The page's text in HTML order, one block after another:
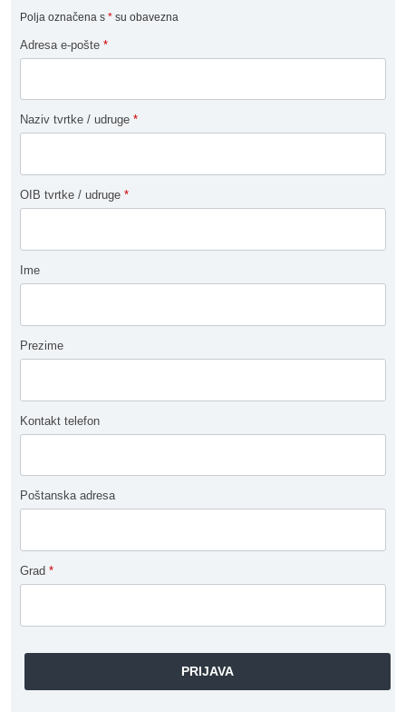
Polja označena s * su obavezna
Adresa e-pošte *
Naziv tvrtke / udruge *
OIB tvrtke / udruge *
Ime
Prezime
Kontakt telefon
Poštanska adresa
Grad *